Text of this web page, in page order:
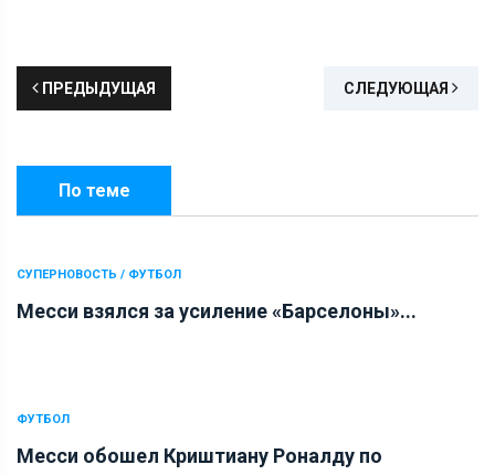
ПРЕДЫДУЩАЯ СЛЕДУЮЩАЯ
По теме
СУПЕРНОВОСТЬ / ФУТБОЛ
Месси взялся за усиление «Барселоны»...
ФУТБОЛ
Месси обошел Криштиану Роналду по